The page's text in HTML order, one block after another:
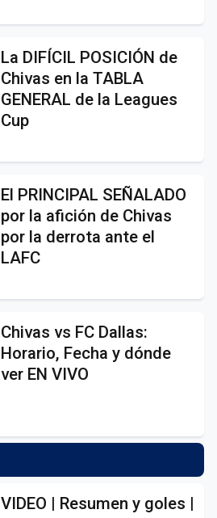
La DIFÍCIL POSICIÓN de
Chivas en la TABLA
GENERAL de la Leagues
Cup
El PRINCIPAL SEÑALADO
por la afición de Chivas
por la derrota ante el
LAFC
Chivas vs FC Dallas:
Horario, Fecha y dónde
ver EN VIVO
VIDEO | Resumen y goles |